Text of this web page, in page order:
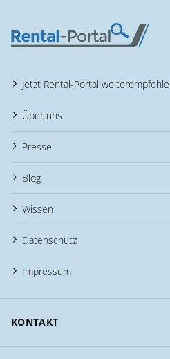
Jetzt Rental-Portal
Über uns
Presse
Blog
Wissen
Datenschutz
Impressum
KONTAKT